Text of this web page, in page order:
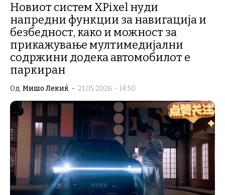
Новиот систем XPixel нуди
напредни функции за навигација и
безбедност, како и можност за
прикажување мултимедијални
содржини додека автомобилот е
паркиран
Од Мишо Лекиќ - 21.05.2026 - 14:50